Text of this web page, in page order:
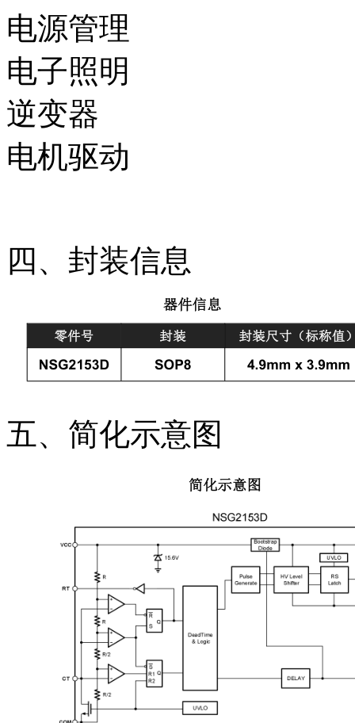
电源管理
电子照明
逆变器
电机驱动
四、封装信息
五、简化示意图